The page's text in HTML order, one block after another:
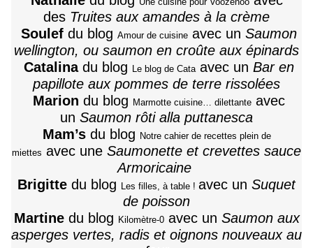
des Truites aux amandes à la crème
Soulef du blog Amour de cuisine avec un Saumon
wellington, ou saumon en croûte aux épinards
Catalina du blog Le blog de Cata avec un Bar en
papillote aux pommes de terre rissolées
Marion du blog Marmotte cuisine… dilettante avec
un Saumon rôti alla puttanesca
Mam’s du blog Notre cahier de recettes plein de
miettes avec une Saumonette et crevettes sauce
Armoricaine
Brigitte du blog Les filles, à table ! avec un Suquet
de poisson
Martine du blog Kilomètre-0 avec un Saumon aux
asperges vertes, radis et oignons nouveaux au